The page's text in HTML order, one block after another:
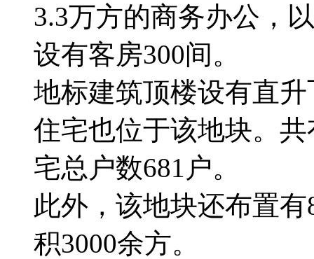
3.3万方的商务办公，
设有客房300间。
地标建筑顶楼设有直
住宅也位于该地块。
宅总户数681户。
此外，该地块还布置
积3000余方。